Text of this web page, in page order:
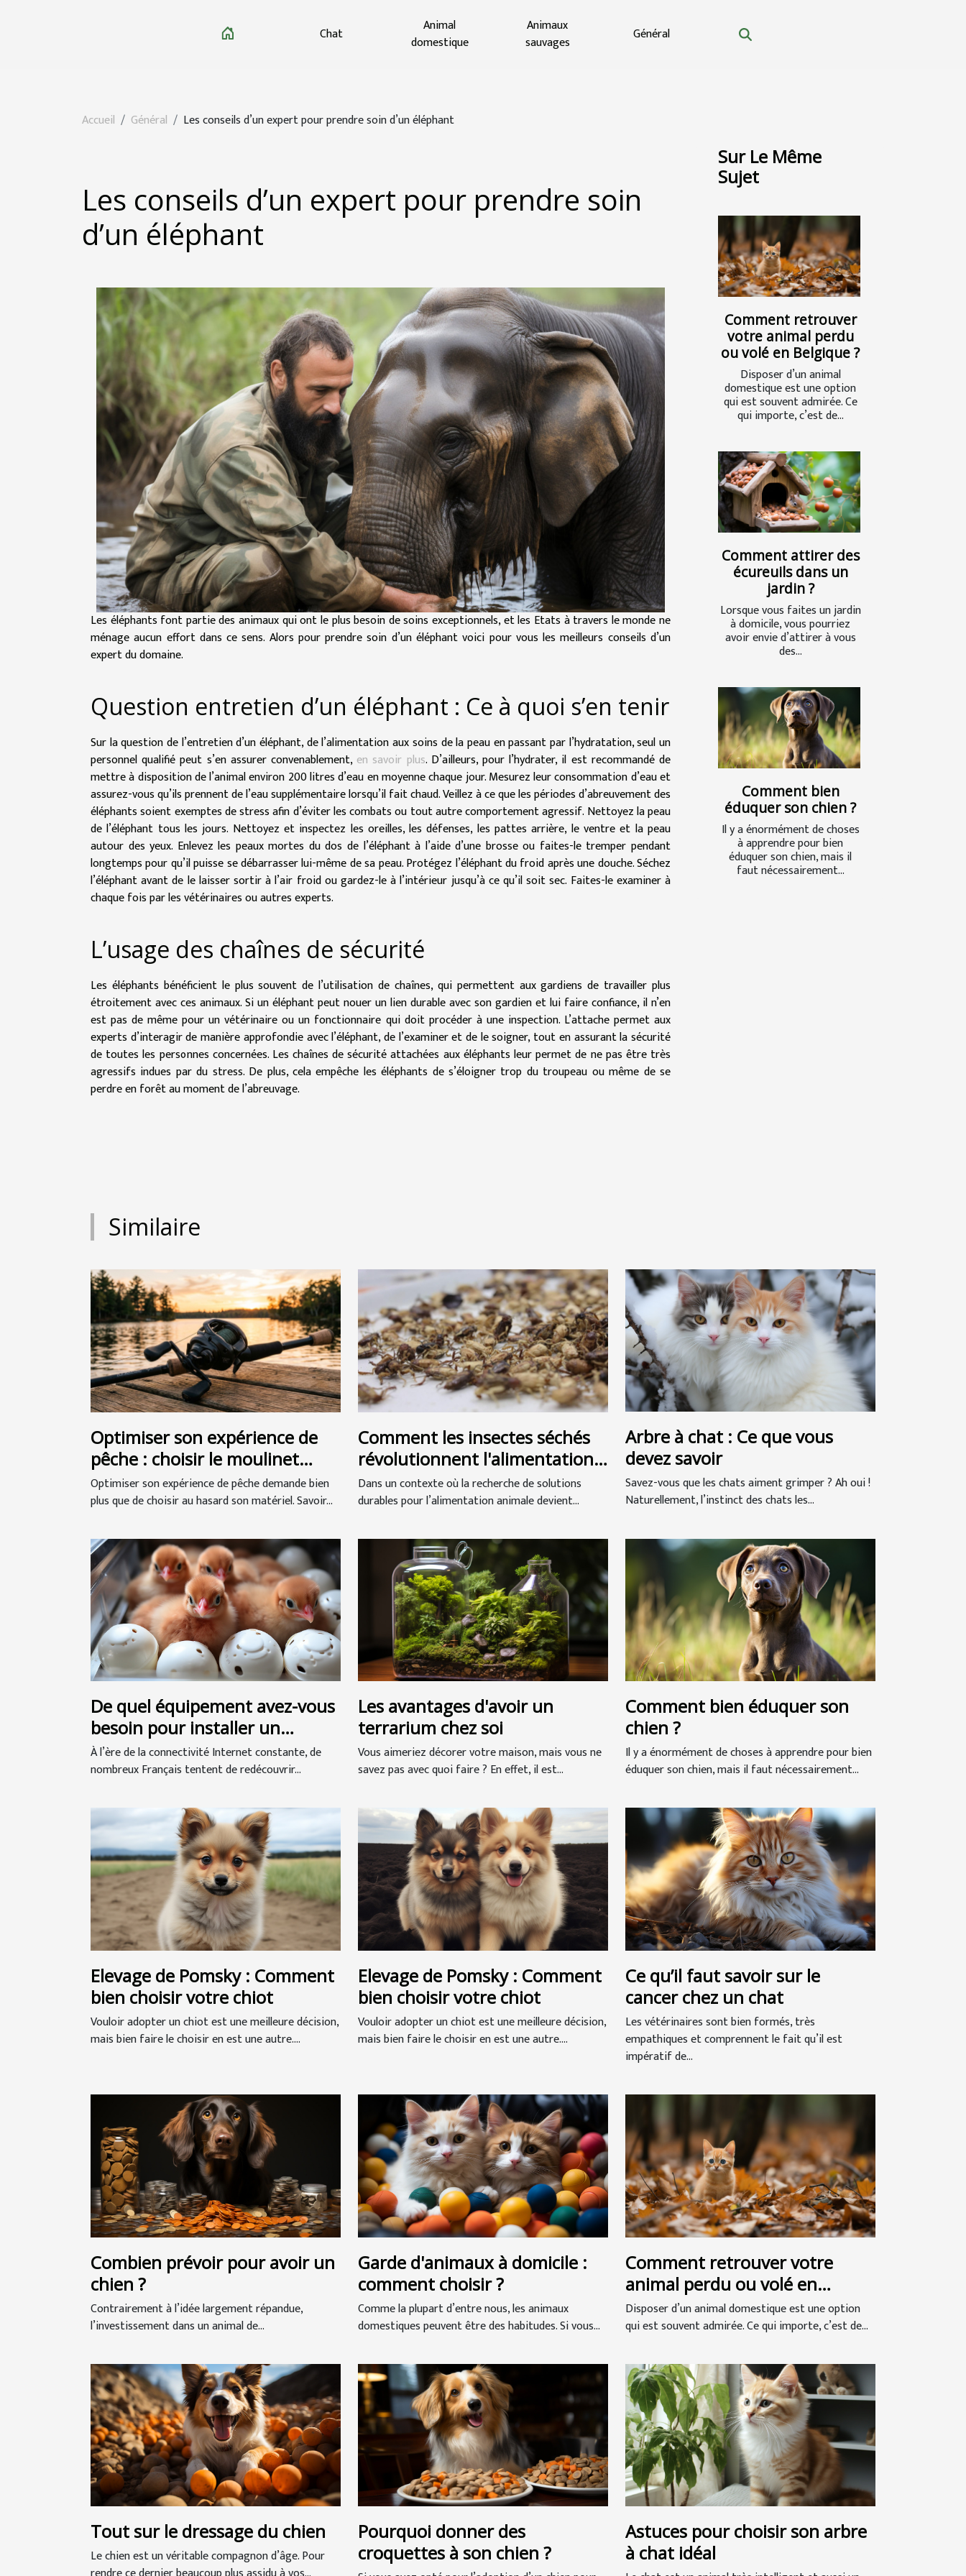
Chat
Animal
domestique
Animaux
sauvages
Général
Accueil Général Les conseils d’un expert pour prendre soin d’un éléphant
Les conseils d’un expert pour prendre soin
d’un éléphant
Les éléphants font partie des animaux qui ont le plus besoin de soins exceptionnels, et les Etats à travers le monde ne
ménage aucun effort dans ce sens. Alors pour prendre soin d’un éléphant voici pour vous les meilleurs conseils d’un
expert du domaine.
Question entretien d’un éléphant : Ce à quoi s’en tenir
Sur la question de l’entretien d’un éléphant, de l’alimentation aux soins de la peau en passant par l’hydratation, seul un
personnel qualifié peut s’en assurer convenablement, en savoir plus. D’ailleurs, pour l’hydrater, il est recommandé de
mettre à disposition de l’animal environ 200 litres d’eau en moyenne chaque jour. Mesurez leur consommation d’eau et
assurez-vous qu’ils prennent de l’eau supplémentaire lorsqu’il fait chaud. Veillez à ce que les périodes d’abreuvement des
éléphants soient exemptes de stress afin d’éviter les combats ou tout autre comportement agressif. Nettoyez la peau
de l’éléphant tous les jours. Nettoyez et inspectez les oreilles, les défenses, les pattes arrière, le ventre et la peau
autour des yeux. Enlevez les peaux mortes du dos de l’éléphant à l’aide d’une brosse ou faites-le tremper pendant
longtemps pour qu’il puisse se débarrasser lui-même de sa peau. Protégez l’éléphant du froid après une douche. Séchez
l’éléphant avant de le laisser sortir à l’air froid ou gardez-le à l’intérieur jusqu’à ce qu’il soit sec. Faites-le examiner à
chaque fois par les vétérinaires ou autres experts.
L’usage des chaînes de sécurité
Les éléphants bénéficient le plus souvent de l’utilisation de chaînes, qui permettent aux gardiens de travailler plus
étroitement avec ces animaux. Si un éléphant peut nouer un lien durable avec son gardien et lui faire confiance, il n’en
est pas de même pour un vétérinaire ou un fonctionnaire qui doit procéder à une inspection. L’attache permet aux
experts d’interagir de manière approfondie avec l’éléphant, de l’examiner et de le soigner, tout en assurant la sécurité
de toutes les personnes concernées. Les chaînes de sécurité attachées aux éléphants leur permet de ne pas être très
agressifs indues par du stress. De plus, cela empêche les éléphants de s’éloigner trop du troupeau ou même de se
perdre en forêt au moment de l’abreuvage.
Sur Le Même
Sujet
Comment retrouver
votre animal perdu
ou volé en Belgique ?
Disposer d’un animal
domestique est une option
qui est souvent admirée. Ce
qui importe, c’est de...
Comment attirer des
écureuils dans un
jardin ?
Lorsque vous faites un jardin
à domicile, vous pourriez
avoir envie d’attirer à vous
des...
Comment bien
éduquer son chien ?
Il y a énormément de choses
à apprendre pour bien
éduquer son chien, mais il
faut nécessairement...
Similaire
Optimiser son expérience de
pêche : choisir le moulinet
casting idéal
Optimiser son expérience de pêche demande bien
plus que de choisir au hasard son matériel. Savoir...
Comment les insectes séchés
révolutionnent l'alimentation
animale ?
Dans un contexte où la recherche de solutions
durables pour l’alimentation animale devient...
Arbre à chat : Ce que vous
devez savoir
Savez-vous que les chats aiment grimper ? Ah oui !
Naturellement, l’instinct des chats les...
De quel équipement avez-vous
besoin pour installer un
incubateur de poulet ?
À l’ère de la connectivité Internet constante, de
nombreux Français tentent de redécouvrir...
Les avantages d'avoir un
terrarium chez soi
Vous aimeriez décorer votre maison, mais vous ne
savez pas avec quoi faire ? En effet, il est...
Comment bien éduquer son
chien ?
Il y a énormément de choses à apprendre pour bien
éduquer son chien, mais il faut nécessairement...
Elevage de Pomsky : Comment
bien choisir votre chiot
Vouloir adopter un chiot est une meilleure décision,
mais bien faire le choisir en est une autre....
Elevage de Pomsky : Comment
bien choisir votre chiot
Vouloir adopter un chiot est une meilleure décision,
mais bien faire le choisir en est une autre....
Ce qu’il faut savoir sur le
cancer chez un chat
Les vétérinaires sont bien formés, très
empathiques et comprennent le fait qu’il est
impératif de...
Combien prévoir pour avoir un
chien ?
Contrairement à l’idée largement répandue,
l’investissement dans un animal de...
Garde d'animaux à domicile :
comment choisir ?
Comme la plupart d’entre nous, les animaux
domestiques peuvent être des habitudes. Si vous...
Comment retrouver votre
animal perdu ou volé en
Belgique ?
Disposer d’un animal domestique est une option
qui est souvent admirée. Ce qui importe, c’est de...
Tout sur le dressage du chien
Le chien est un véritable compagnon d’âge. Pour
Pourquoi donner des
croquettes à son chien ?
Astuces pour choisir son arbre
à chat idéal